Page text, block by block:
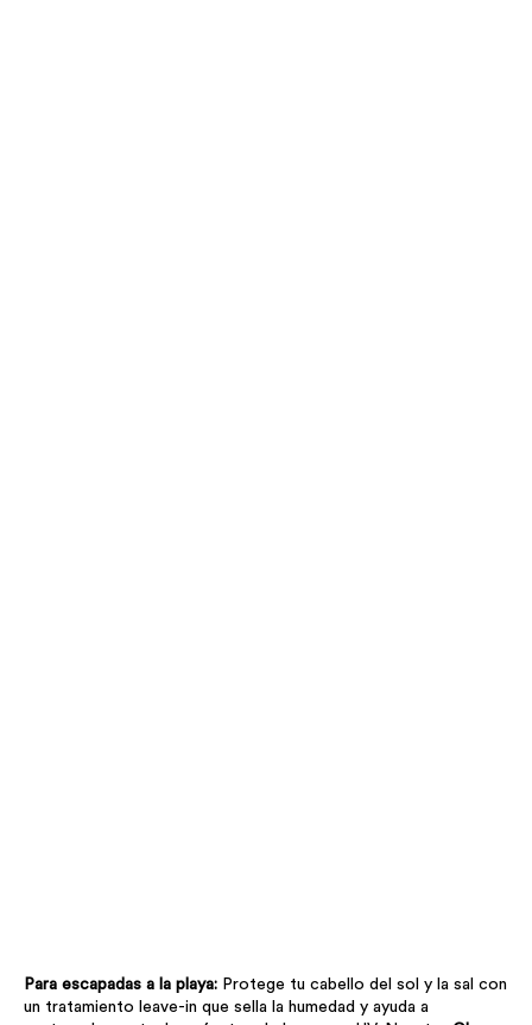
Para escapadas a la playa: Protege tu cabello del sol y la sal con
un tratamiento leave-in que sella la humedad y ayuda a